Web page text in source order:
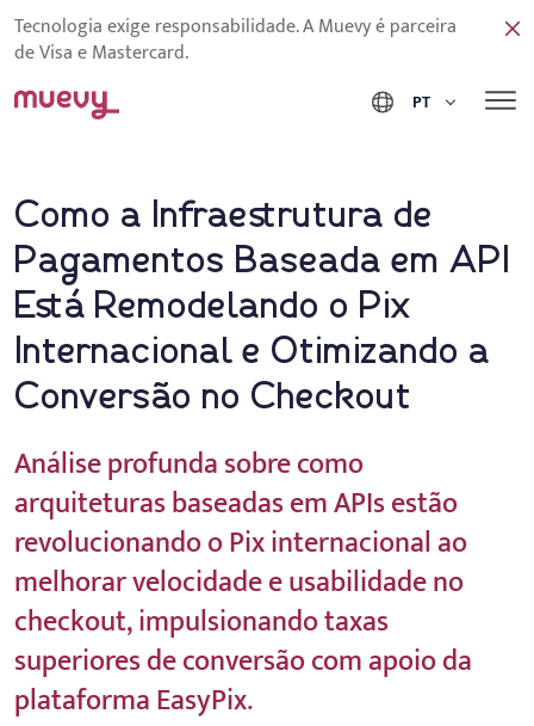
Tecnologia exige responsabilidade. A Muevy é parceira
de Visa e Mastercard.
PT
Como a Infraestrutura de
Pagamentos Baseada em API
Está Remodelando o Pix
Internacional e Otimizando a
Conversão no Checkout
Análise profunda sobre como
arquiteturas baseadas em APIs estão
revolucionando o Pix internacional ao
melhorar velocidade e usabilidade no
checkout, impulsionando taxas
superiores de conversão com apoio da
plataforma EasyPix.